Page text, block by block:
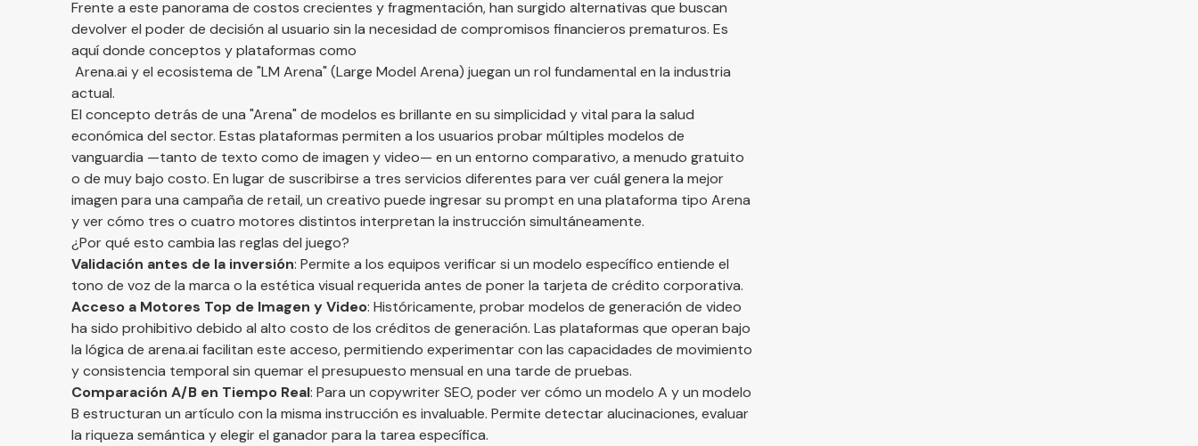
Frente a este panorama de costos crecientes y fragmentación, han surgido alternativas que buscan
devolver el poder de decisión al usuario sin la necesidad de compromisos financieros prematuros. Es
aquí donde conceptos y plataformas como
Arena.ai y el ecosistema de "LM Arena" (Large Model Arena) juegan un rol fundamental en la industria
actual.
El concepto detrás de una "Arena" de modelos es brillante en su simplicidad y vital para la salud
económica del sector. Estas plataformas permiten a los usuarios probar múltiples modelos de
vanguardia —tanto de texto como de imagen y video— en un entorno comparativo, a menudo gratuito
o de muy bajo costo. En lugar de suscribirse a tres servicios diferentes para ver cuál genera la mejor
imagen para una campaña de retail, un creativo puede ingresar su prompt en una plataforma tipo Arena
y ver cómo tres o cuatro motores distintos interpretan la instrucción simultáneamente.
¿Por qué esto cambia las reglas del juego?
Validación antes de la inversión: Permite a los equipos verificar si un modelo específico entiende el
tono de voz de la marca o la estética visual requerida antes de poner la tarjeta de crédito corporativa.
Acceso a Motores Top de Imagen y Video: Históricamente, probar modelos de generación de video
ha sido prohibitivo debido al alto costo de los créditos de generación. Las plataformas que operan bajo
la lógica de arena.ai facilitan este acceso, permitiendo experimentar con las capacidades de movimiento
y consistencia temporal sin quemar el presupuesto mensual en una tarde de pruebas.
Comparación A/B en Tiempo Real: Para un copywriter SEO, poder ver cómo un modelo A y un modelo
B estructuran un artículo con la misma instrucción es invaluable. Permite detectar alucinaciones, evaluar
la riqueza semántica y elegir el ganador para la tarea específica.